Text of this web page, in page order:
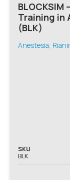
Training in
(BLK)
Anestesia,
SKU
BLK